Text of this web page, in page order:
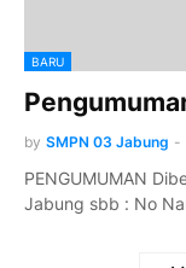
BARU
by SMPN 03 Jabung -
PENGUMUMAN
Jabung sbb : No